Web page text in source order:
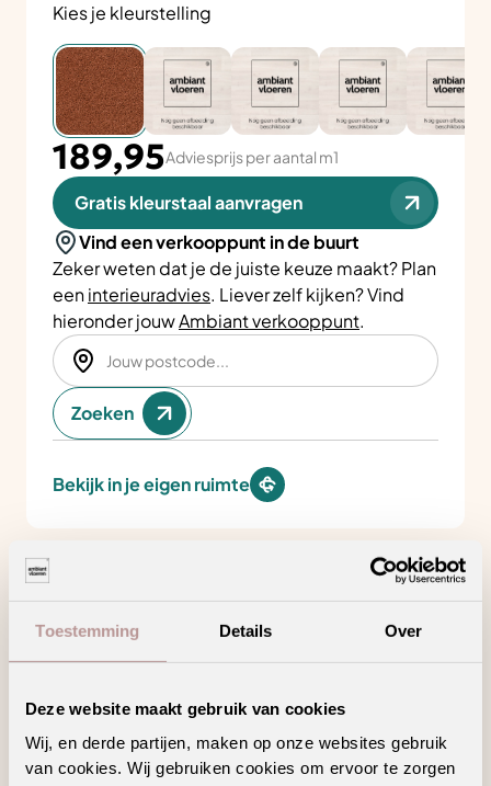
Toestemming Details Over
Deze website maakt gebruik van cookies
Wij, en derde partijen, maken op onze websites gebruik
van cookies. Wij gebruiken cookies om ervoor te zorgen
Kies je kleurstelling
189,95Adviesprijs per aantal m1
Gratis kleurstaal aanvragen
Vind een verkooppunt in de buurt
Zeker weten dat je de juiste keuze maakt? Plan
eeninterieuradvies. Liever zelf kijken? Vind
hieronder jouwAmbiant verkooppunt.
Zoeken
Bekijk in je eigen ruimte
Product kenmerken
Minder loopgeluid voor meer wooncomfort
Draagt bij aan een gezonder binnenklimaat
Hoogpolig tapijt voor een warm en sfeervol